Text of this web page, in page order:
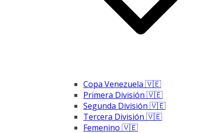
Copa Venezuela 🇻🇪
Primera División 🇻🇪
Segunda División 🇻🇪
Tercera División 🇻🇪
Femenino 🇻🇪